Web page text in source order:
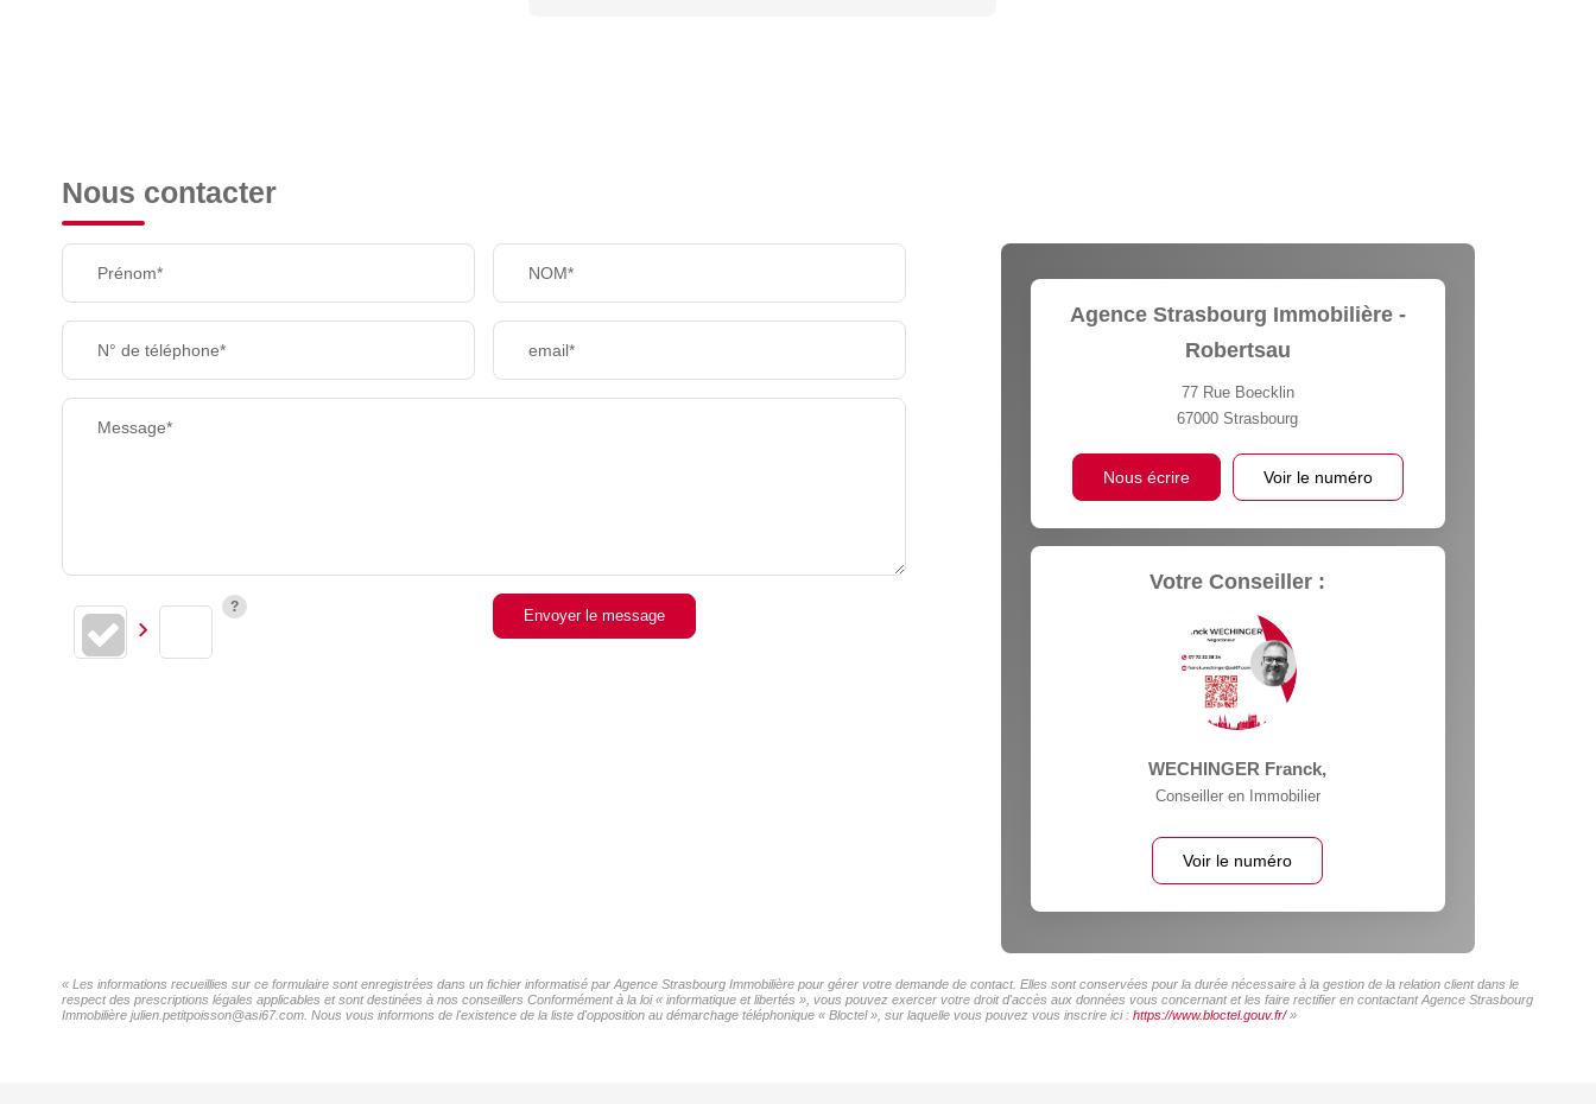
Nous contacter
Prénom* NOM*
N° de téléphone* email*
Message*
Envoyer le message
Agence Strasbourg Immobilière -
Robertsau
77 Rue Boecklin
67000Strasbourg
Nous écrire Voir le numéro
Votre Conseiller :
WECHINGER Franck,
Conseiller en Immobilier
Voir le numéro
« Les informations recueillies sur ce formulaire sont enregistrées dans un fichier informatisé par Agence Strasbourg Immobilière pour gérer votre demande de contact. Elles sont conservées pour la durée nécessaire à la gestion de la relation client dans le
respect des prescriptions légales applicables et sont destinées à nos conseillers Conformément à la loi « informatique et libertés », vous pouvez exercer votre droit d'accès aux données vous concernant et les faire rectifier en contactant Agence Strasbourg
Immobilière julien.petitpoisson@asi67.com. Nous vous informons de l'existence de la liste d'opposition au démarchage téléphonique « Bloctel », sur laquelle vous pouvez vous inscrire ici : https://www.bloctel.gouv.fr/»